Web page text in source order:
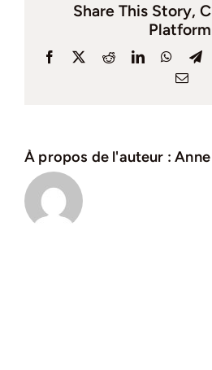
Share This Story,
Facebook RedditLinkedIn
Email
À propos de l'auteur :